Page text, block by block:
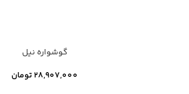
گوشواره نیل
28,907,000تومان